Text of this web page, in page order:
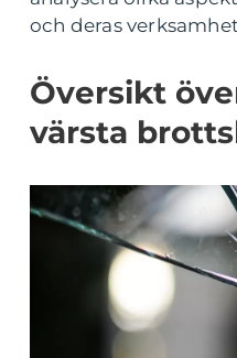
och deras
Översikt
värsta